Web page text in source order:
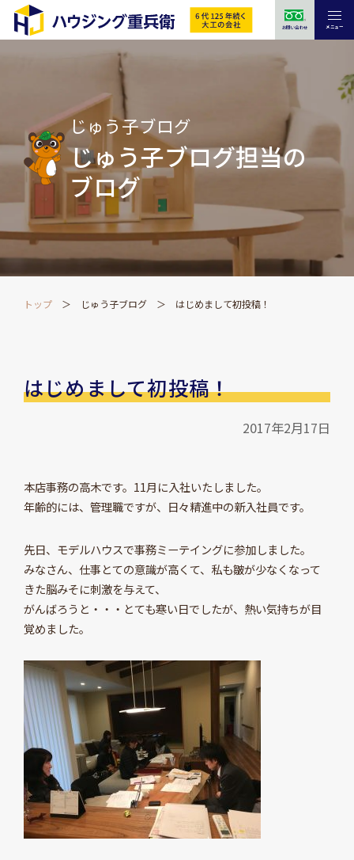
お問い合わせ メニュー
じゅう子ブログ
じゅう子ブログ担当の
ブログ
トップ じゅう子ブログ はじめまして初投稿！
はじめまして初投稿！
2017年2月17日
本店事務の高木です。11月に入社いたしました。
年齢的には、管理職ですが、日々精進中の新入社員です。
先日、モデルハウスで事務ミーテイングに参加しました。
みなさん、仕事とての意識が高くて、私も皺が少なくなって
きた脳みそに刺激を与えて、
がんばろうと・・・とても寒い日でしたが、熱い気持ちが目
覚めました。